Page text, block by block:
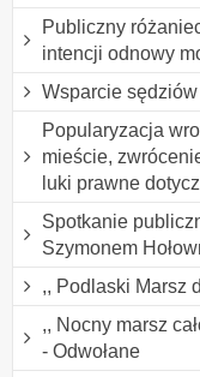
Publiczny
intencji odnowy
Wsparcie
Popularyzacja
mieście,
luki prawne
Spotkanie
Szymonem
,, Podlaski Marsz
,, Nocny marsz
- Odwołane